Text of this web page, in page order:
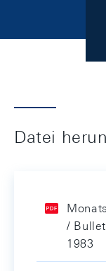
Datei
/
1983